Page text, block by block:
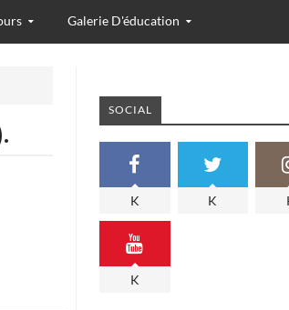
Galerie D'éducation
SOCIAL
K K
K